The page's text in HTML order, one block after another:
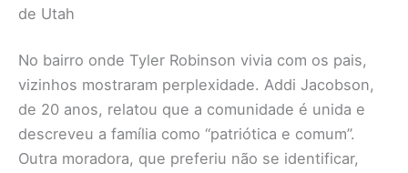
de Utah
No bairro onde Tyler Robinson vivia com os pais,
vizinhos mostraram perplexidade. Addi Jacobson,
de 20 anos, relatou que a comunidade é unida e
descreveu a família como “patriótica e comum”.
Outra moradora, que preferiu não se identificar,